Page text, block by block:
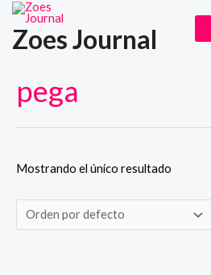
contenido
Zoes Journal
pega
Mostrando el único resultado